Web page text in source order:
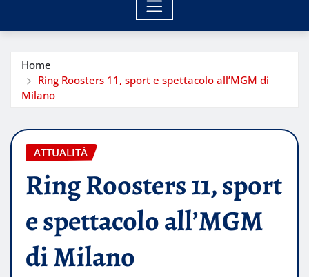
Home
Ring Roosters 11, sport e spettacolo all’MGM di
Milano
ATTUALITÀ
Ring Roosters 11, sport
e spettacolo all’MGM
di Milano